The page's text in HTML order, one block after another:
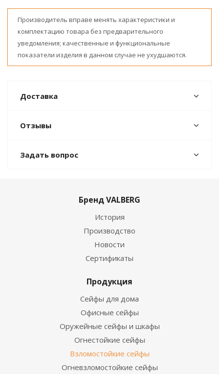
Производитель вправе менять характеристики и
комплектацию товара без предварительного
уведомления; качественные и функциональные
показатели изделия в данном случае не ухудшаются.
Доставка
Отзывы
Задать вопрос
Бренд VALBERG
История
Производство
Новости
Сертификаты
Продукция
Сейфы для дома
Офисные сейфы
Оружейные сейфы и шкафы
Огнестойкие сейфы
Взломостойкие сейфы
Огневзломостойкие сейфы